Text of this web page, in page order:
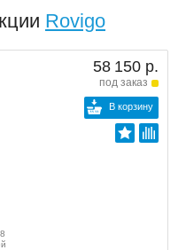
Rovigo
58 150 р.
под заказ
В корзину